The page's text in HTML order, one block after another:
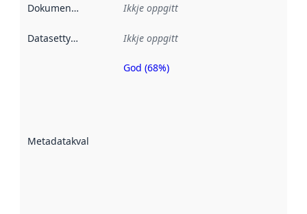
Dokumentasjon Ikkje oppgitt
Datasettype Ikkje oppgitt
Metadatakvalitet
Metadatakvalitet
God (68%)